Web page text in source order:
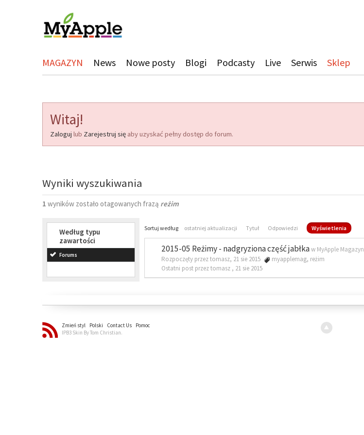
MAGAZYN News Nowe posty Blogi Podcasty Live Serwis Sklep
Witaj!
Zaloguj lub Zarejestruj się aby uzyskać pełny dostęp do forum.
Wyniki wyszukiwania
1 wyników zostało otagowanych frazą reżim
Według typu
zawartości
Forums
Sortuj według ostatniej aktualizacji Tytuł Odpowiedzi Wyświetlenia
2015-05 Reżimy - nadgryziona część jabłkaw MyApple Magazyn
Rozpoczęty przez tomasz, 21 sie 2015
myapplemag, reżim
Ostatni post przez tomasz , 21 sie 2015
Zmień styl Polski Contact Us
Pomoc
IPB3 Skin By Tom Christian.